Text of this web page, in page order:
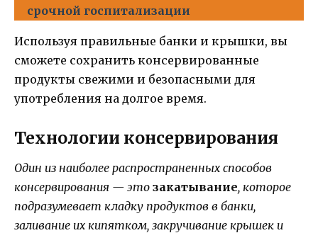
срочной госпитализации
Используя правильные банки и крышки, вы
сможете сохранить консервированные
продукты свежими и безопасными для
употребления на долгое время.
Технологии консервирования
Один из наиболее распространенных способов
консервирования — это закатывание, которое
подразумевает кладку продуктов в банки,
заливание их кипятком, закручивание крышек и